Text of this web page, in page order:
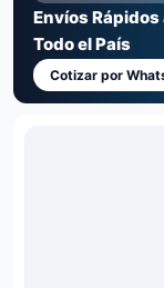
Envíos
Todo el País
Cotizar por